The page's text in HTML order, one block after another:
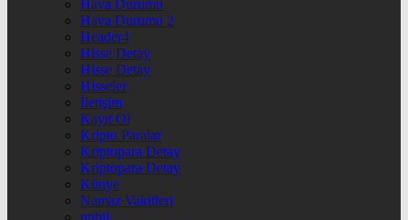
Hava Durumu
Hava Durumu 2
Header4
Hisse Detay
Hisse Detay
Hisseler
İletişim
Kayıt Ol
Kripto Paralar
Kriptopara Detay
Kriptopara Detay
Künye
Namaz Vakitleri